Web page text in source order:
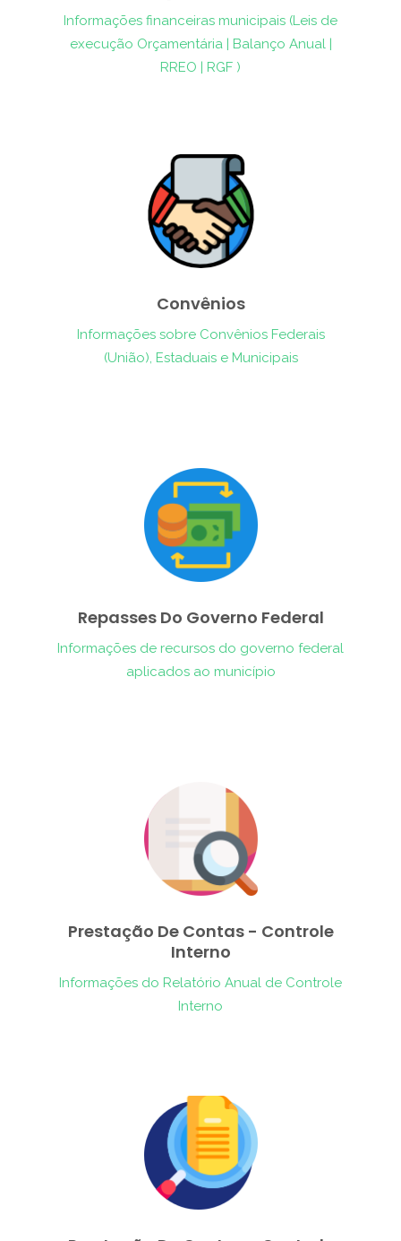
Informações financeiras municipais (Leis de
execução Orçamentária | Balanço Anual |
RREO | RGF )
Convênios
Informações sobre Convênios Federais
(União), Estaduais e Municipais
Repasses Do Governo Federal
Informações de recursos do governo federal
aplicados ao município
Prestação De Contas - Controle
Interno
Informações do Relatório Anual de Controle
Interno